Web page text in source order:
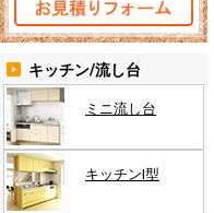
キッチン/流し台
ミニ流し台
キッチンI型